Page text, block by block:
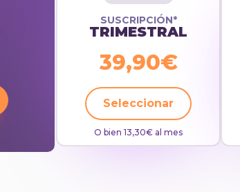
SUSCRIPCIÓN*
TRIMESTRAL
39,90€
Seleccionar
O bien 13,30€ al mes